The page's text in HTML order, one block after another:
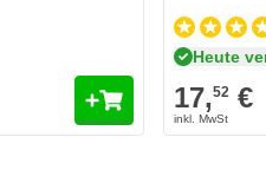
Heute
17,52 €